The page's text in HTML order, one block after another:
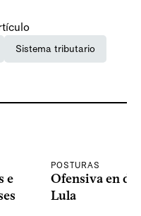
Sistema tributario
e
POSTURAS
Ofensiva en
Lula